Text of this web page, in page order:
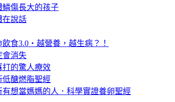
鱗傷長大的孩子
在說話
飲食3.0‧越營養，越生病？！
會消失
打的驚人療效
低醣燃脂聖經
有想當媽媽的人．科學實證養卵聖經